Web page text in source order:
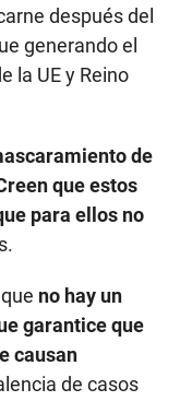
después del
generando el
la UE y Reino
de
que estos
para ellos no
no hay un
garantice que
causan
de casos